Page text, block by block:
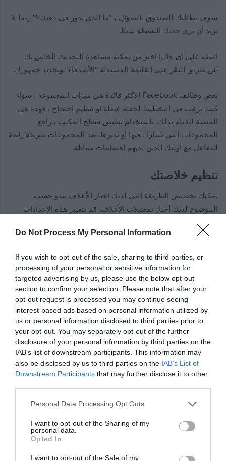
Do Not Process My Personal Information
If you wish to opt-out of the sale, sharing to third parties, or
processing of your personal or sensitive information for
targeted advertising by us, please use the below opt-out
section to confirm your selection. Please note that after your
opt-out request is processed you may continue seeing
interest-based ads based on personal information utilized by
us or personal information disclosed to third parties prior to
your opt-out. You may separately opt-out of the further
disclosure of your personal information by third parties on the
IAB’s list of downstream participants. This information may
also be disclosed by us to third parties on the IAB’s List of
Downstream Participants that may further disclose it to other
Personal Data Processing Opt Outs
I want to opt-out of the Sharing of my
personal data.
Opted In
I want to opt-out of the Sale of my
سوف يطالبك الصندوق بالسؤال ، “ما الذي يدور في ذهنك؟” ربما لا
تريد أن ترى جدتك النشطة شيئًا.
أضفه على أي حال! اختر من يمكنه مشاهدة التحديث الخاص بك
عن طريق النقر على القائمة المنسدلة “الأصدقاء” وتحديد جمهورك.
بعض وظائف Facebook الأكثر فائدة هي ميزات المجموعة . سواء
كنت ترغب في التخطيط لحفلة عطلة أو تنظيم احتجاج ، فهذه هي
المنصة للقيام بذلك. باستخدام تطبيق سطح المكتب ، راجع
المجموعات التي تشارك فيها أو تديرها. تعد المجموعات طريقة رائعة
للتفاعل مع أولئك الذين لديهم اهتمامات مماثلة.
تنظيم خلاصتك
يمكنك تخصيص الطريقة التي لديك أخبار الأعلاف يبدو حسب
الموضوع لديك أخبار تفضيلات الأعلاف. قم بتغيير هذه الإعدادات
اعتمادًا على الأصدقاء الذين تريد رؤيتهم أعلى مخططك
الزمني عندما تظهر الصور وانقر على الملفات الشخصية التي تريد
اقرأ أيضاً : كيف تحذف مقطع فيديو لا يبدو جيدًا أو لا يعجبك؟
سيوصي التطبيق بمقاطع فيديو ومقاطع إخبارية لك فقط. يمكنك
التفاعل من خلال إضافة التعليقات أو الرد على المنشورات
والوسائط عن طريق الإعجاب أو المحبة أو الضحك أو البكاء أو التعبير
عن الغضب من خلال زر الرموز التعبيرية.
تحكم في خصوصيتك
إذا كنت قلقًا بشأن الخصوصية ، فيمكنك تغيير الإعدادات الافتراضية
الخصوصية” ، فسيقوم البرنامج بإعادة توجيهك إلى موقع